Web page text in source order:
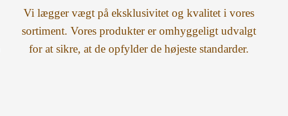
Vi lægger vægt på eksklusivitet og kvalitet i vores
sortiment. Vores produkter er omhyggeligt udvalgt
for at sikre, at de opfylder de højeste standarder.